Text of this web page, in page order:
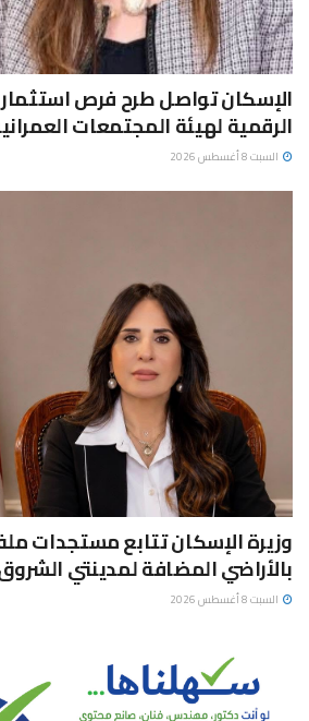
الإسكان تواصل طرح فرص
الرقمية لهيئة المجتمعات
السبت 8 أغسطس 2026
وزيرة الإسكان تتابع مستجدات
بالأراضي المضافة لمدينتي
السبت 8 أغسطس 2026